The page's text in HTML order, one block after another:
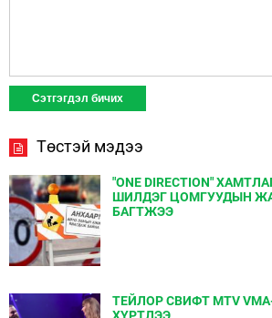
Төстэй мэдээ
"ONE DIRECTION"
ШИЛДЭГ ЦОМГУУДЫН
БАГТЖЭЭ
ТЕЙЛОР СВИФТ MTV